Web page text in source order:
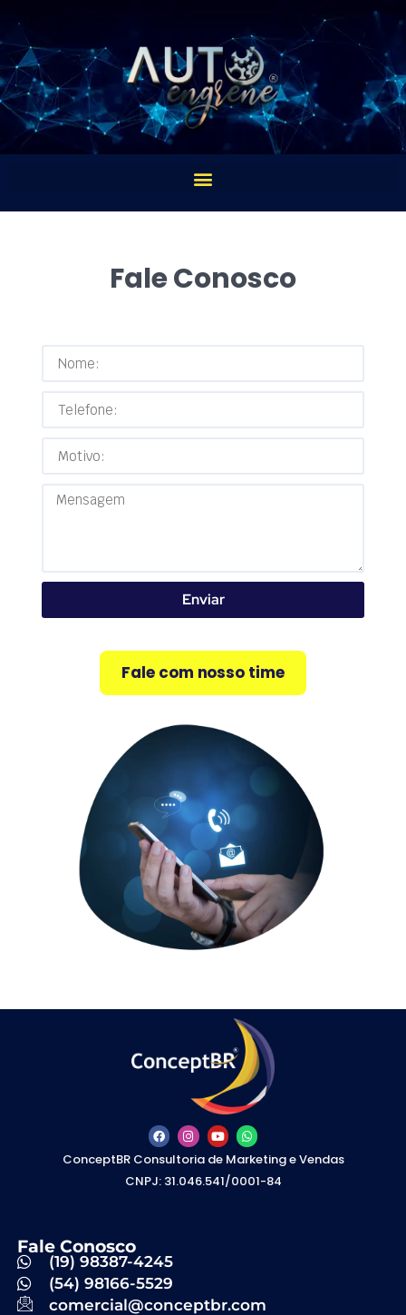
Fale Conosco
Enviar
Fale com nosso time
ConceptBR Consultoria de Marketing e Vendas
CNPJ: 31.046.541/0001-84
Fale Conosco
(19) 98387-4245
(54) 98166-5529
comercial@conceptbr.com